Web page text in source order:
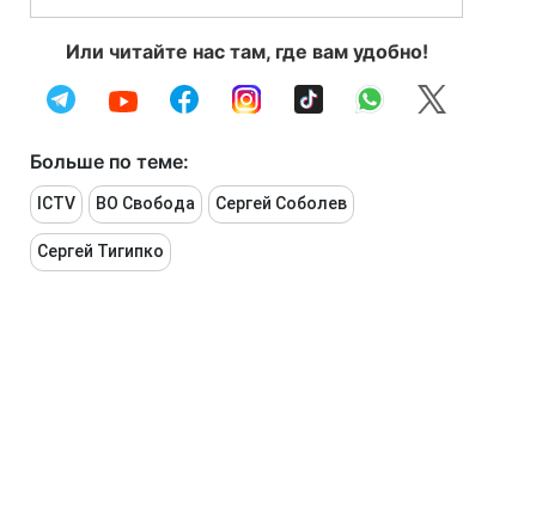
Или читайте нас там, где вам удобно!
Больше по теме:
ICTV ВО Свобода Сергей Соболев
Сергей Тигипко